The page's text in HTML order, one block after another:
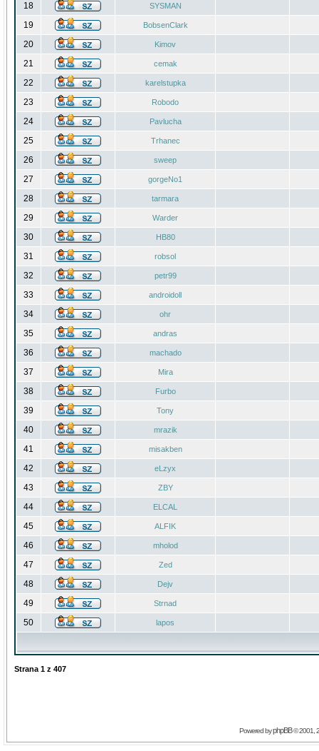
18 SYSMAN
19 BobsenClark
20 Kimov
21 cemak
22 karelstupka
23 Robodo
24 Pavlucha
25 Trhanec
26 sweep
27 gorgeNo1
28 tarmara
29 Warder
30 HB80
31 robsol
32 petr99
33 androidoll
34 ohr
35 andras
36 machado
37 Mira
38 Furbo
39 Tony
40 mrazik
41 misakben
42 eLzyx
43 ZBY
44 ELCAL
45 ALFIK
46 mholod
47 Zed
48 Dejv
49 Strnad
50 lapos
Strana 1 z 407
Powered byphpBB© 2001,